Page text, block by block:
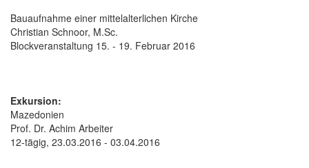
Bauaufnahme einer mittelalterlichen Kirche
Christian Schnoor, M.Sc.
Blockveranstaltung 15. - 19. Februar 2016
Exkursion:
Mazedonien
Prof. Dr. Achim Arbeiter
12-tägig, 23.03.2016 - 03.04.2016